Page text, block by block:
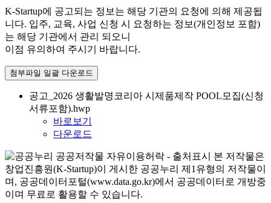
K-Startup에 공고되는 정보는 해당 기관의 요청에 의해 제공됩
니다. 입주, 교육, 사업 신청 시 요청하는 정보(개인정보 포함)
는 해당 기관에서 관리 되오니
이점 유의하여 주시기 바랍니다.
첨부파일 일괄 다운로드
공고_2026 생활발명코리아 시제품제작 POOL모집(신청
서류포함).hwp
바로보기
다운로드
본 저작물은
창업진흥원(K-Startup)이 게시한 공공누리 제1유형의 저작물이
며, 공공데이터포털(www.data.go.kr)에서 공공데이터로 개방중
이며 무료로 활용할 수 있습니다.